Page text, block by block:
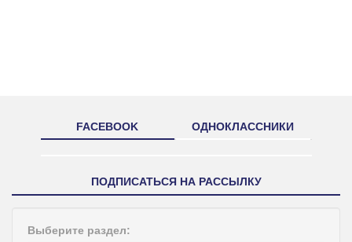
FACEBOOK ОДНОКЛАССНИКИ
ПОДПИСАТЬСЯ НА РАССЫЛКУ
Выберите раздел: